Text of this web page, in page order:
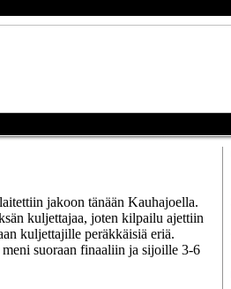
jakoon tänään Kauhajoella.
kuljettajaa, joten kilpailu ajettiin
kuljettajille peräkkäisiä eriä.
suoraan finaaliin ja sijoille 3-6